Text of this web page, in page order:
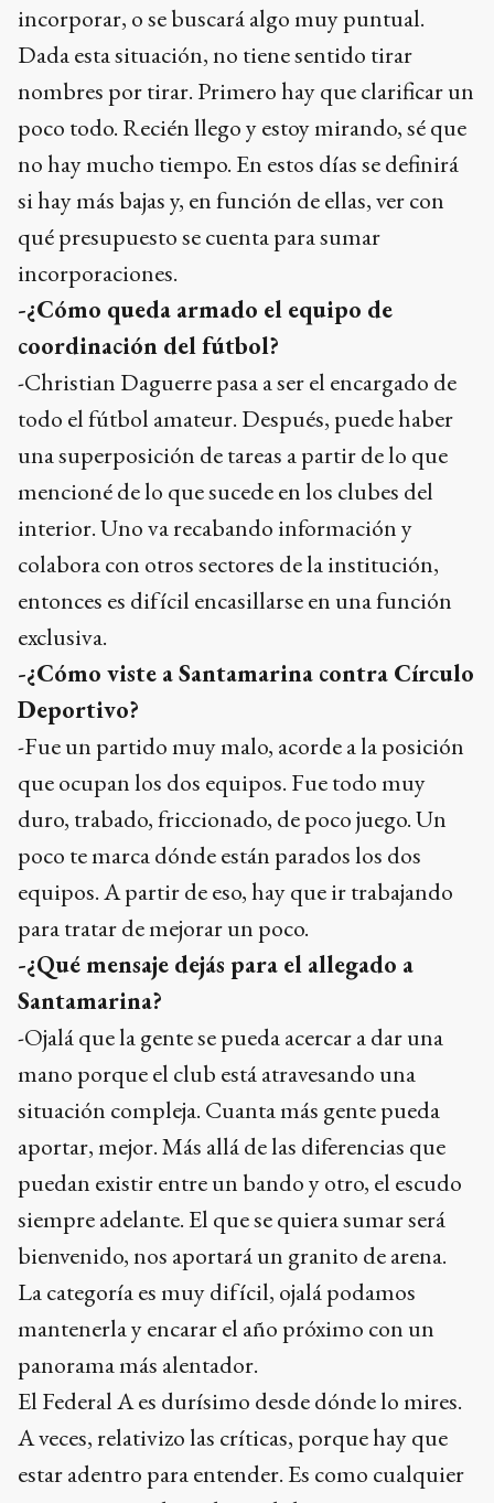
incorporar, o se buscará algo muy puntual.
Dada esta situación, no tiene sentido tirar
nombres por tirar. Primero hay que clarificar un
poco todo. Recién llego y estoy mirando, sé que
no hay mucho tiempo. En estos días se definirá
si hay más bajas y, en función de ellas, ver con
qué presupuesto se cuenta para sumar
incorporaciones.
-¿Cómo queda armado el equipo de
coordinación del fútbol?
-Christian Daguerre pasa a ser el encargado de
todo el fútbol amateur. Después, puede haber
una superposición de tareas a partir de lo que
mencioné de lo que sucede en los clubes del
interior. Uno va recabando información y
colabora con otros sectores de la institución,
entonces es difícil encasillarse en una función
exclusiva.
-¿Cómo viste a Santamarina contra Círculo
Deportivo?
-Fue un partido muy malo, acorde a la posición
que ocupan los dos equipos. Fue todo muy
duro, trabado, friccionado, de poco juego. Un
poco te marca dónde están parados los dos
equipos. A partir de eso, hay que ir trabajando
para tratar de mejorar un poco.
-¿Qué mensaje dejás para el allegado a
Santamarina?
-Ojalá que la gente se pueda acercar a dar una
mano porque el club está atravesando una
situación compleja. Cuanta más gente pueda
aportar, mejor. Más allá de las diferencias que
puedan existir entre un bando y otro, el escudo
siempre adelante. El que se quiera sumar será
bienvenido, nos aportará un granito de arena.
La categoría es muy difícil, ojalá podamos
mantenerla y encarar el año próximo con un
panorama más alentador.
El Federal A es durísimo desde dónde lo mires.
A veces, relativizo las críticas, porque hay que
estar adentro para entender. Es como cualquier